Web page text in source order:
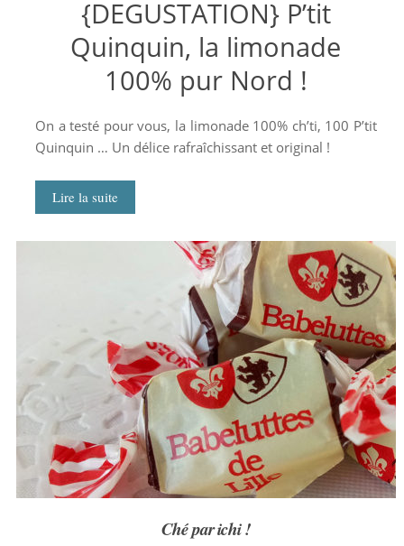
{DEGUSTATION} P’tit
Quinquin, la limonade
100% pur Nord !
On a testé pour vous, la limonade 100% ch’ti, 100 P’tit
Quinquin … Un délice rafraîchissant et original !
Lire la suite
Ché par ichi !